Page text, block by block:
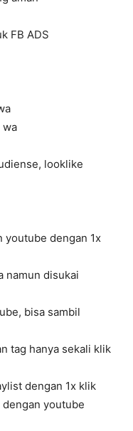
FB ADS
wa
looklike
youtube dengan 1x
namun disukai
bisa sambil
tag hanya sekali klik
dengan 1x klik
youtube